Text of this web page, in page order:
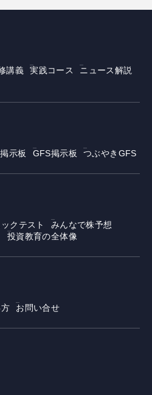
講義 実践コース
ニュース解説
示板 GFS掲示板 つぶやきGFS
クテスト
みんなで株予想
投資教育の全体像
お問い合せ